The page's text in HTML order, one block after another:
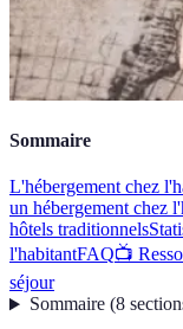
Sommaire
L'hébergement chez
un hébergement chez
hôtels traditionnels
l'habitantFAQ📺
séjour
Sommaire(8